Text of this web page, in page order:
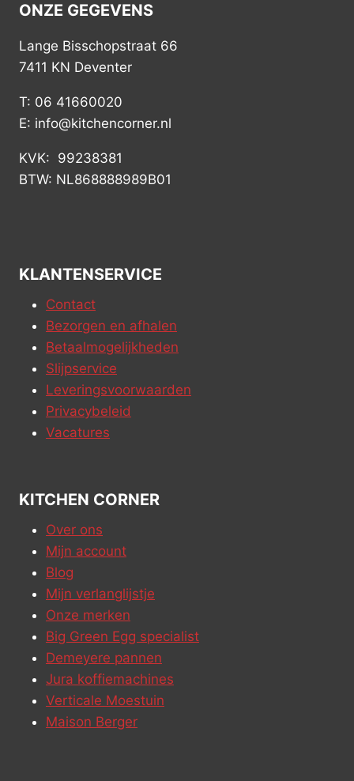
ONZE GEGEVENS
Lange Bisschopstraat 66
7411 KN Deventer
T: 06 41660020
E: info@kitchencorner.nl
KVK: 99238381
BTW: NL868888989B01
KLANTENSERVICE
Contact
Bezorgen en afhalen
Betaalmogelijkheden
Slijpservice
Leveringsvoorwaarden
Privacybeleid
Vacatures
KITCHEN CORNER
Over ons
Mijn account
Blog
Mijn verlanglijstje
Onze merken
Big Green Egg specialist
Demeyere pannen
Jura koffiemachines
Verticale Moestuin
Maison Berger